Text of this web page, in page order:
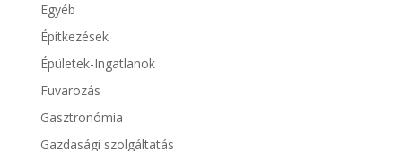
Egyéb
Építkezések
Épületek-Ingatlanok
Fuvarozás
Gasztronómia
Gazdasági szolgáltatás